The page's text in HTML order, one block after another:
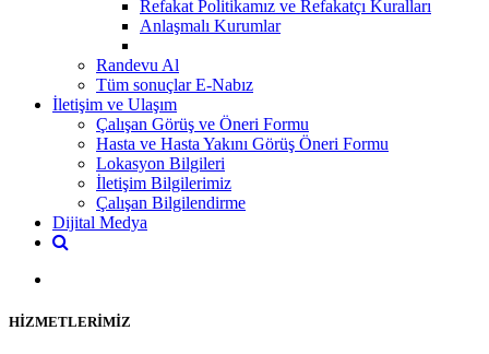
Refakat Politikamız ve Refakatçı Kuralları
Anlaşmalı Kurumlar
Randevu Al
Tüm sonuçlar E-Nabız
İletişim ve Ulaşım
Çalışan Görüş ve Öneri Formu
Hasta ve Hasta Yakını Görüş Öneri Formu
Lokasyon Bilgileri
İletişim Bilgilerimiz
Çalışan Bilgilendirme
Dijital Medya
HİZMETLERİMİZ